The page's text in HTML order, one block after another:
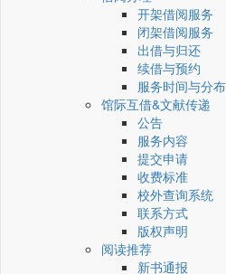
开架借阅服务
闭架借阅服务
出借与归还
续借与预约
服务时间与分布
馆际互借&文献传递
公告
服务内容
提交申请
收费标准
校外查询系统
联系方式
版权声明
阅读推荐
新书通报